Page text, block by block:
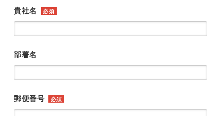
貴社名 必須
部署名
郵便番号 必須